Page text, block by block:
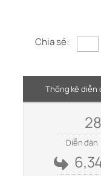
Chia sẻ:
Thống kê diễn
28
Diễn đàn